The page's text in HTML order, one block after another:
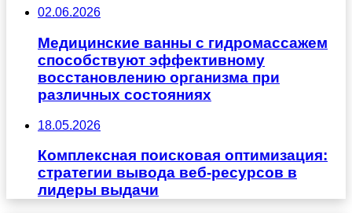
02.06.2026
Медицинские ванны с гидромассажем
способствуют эффективному
восстановлению организма при
различных состояниях
18.05.2026
Комплексная поисковая оптимизация:
стратегии вывода веб-ресурсов в
лидеры выдачи